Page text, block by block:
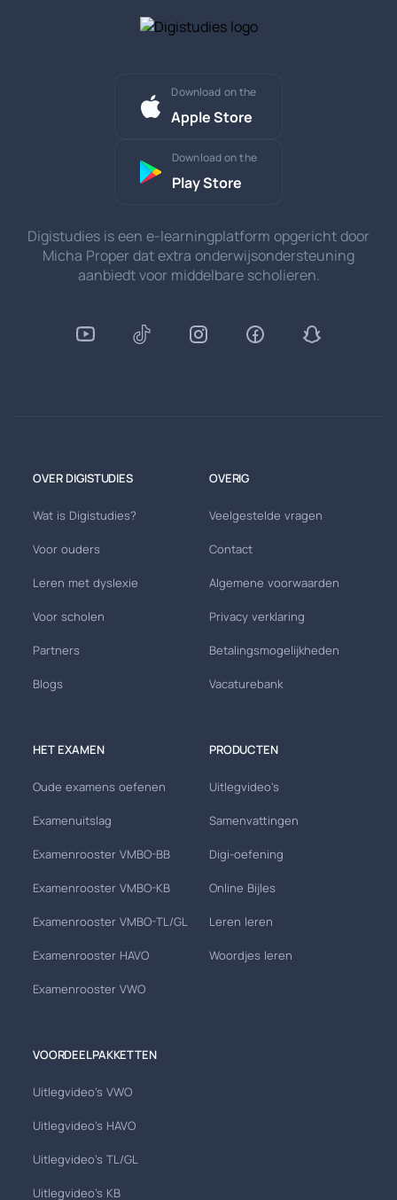
Download on the
Apple Store
Download on the
Play Store
Digistudies is een e-learningplatform opgericht door
Micha Proper dat extra onderwijsondersteuning
aanbiedt voor middelbare scholieren.
OVER DIGISTUDIES
Wat is Digistudies?
Voor ouders
Leren met dyslexie
Voor scholen
Partners
Blogs
OVERIG
Veelgestelde vragen
Contact
Algemene voorwaarden
Privacy verklaring
Betalingsmogelijkheden
Vacaturebank
HET EXAMEN
Oude examens oefenen
Examenuitslag
Examenrooster VMBO-BB
Examenrooster VMBO-KB
Examenrooster VMBO-TL/GL
Examenrooster HAVO
Examenrooster VWO
PRODUCTEN
Uitlegvideo's
Samenvattingen
Digi-oefening
Online Bijles
Leren leren
Woordjes leren
VOORDEELPAKKETTEN
Uitlegvideo's VWO
Uitlegvideo's HAVO
Uitlegvideo's TL/GL
Uitlegvideo's KB